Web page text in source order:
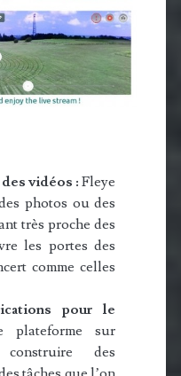
vidéos : Fleye
photos ou des
très proche des
les portes des
comme celles
pour le
plateforme sur
des